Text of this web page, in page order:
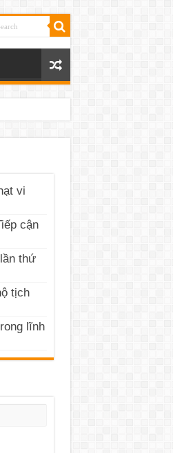
vi
cận
thứ
tịch
lĩnh